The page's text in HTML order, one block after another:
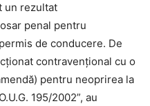
un rezultat
penal pentru
de conducere. De
contravențional cu o
pentru neoprirea la
195/2002”, au